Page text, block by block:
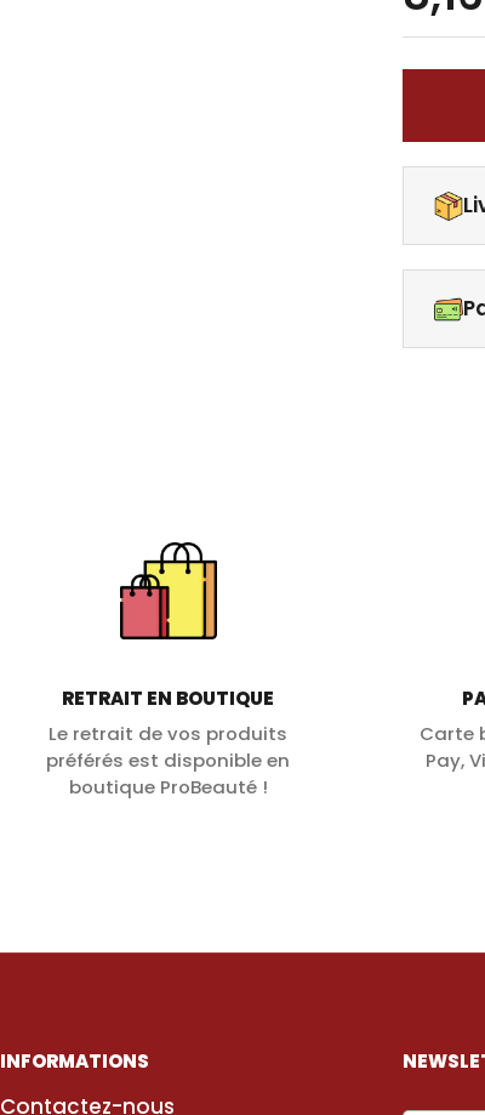
RETRAIT EN BOUTIQUE
Le retrait de vos produits
préférés est disponible en
boutique ProBeauté !
Carte
Pay,
INFORMATIONS
Contactez-nous